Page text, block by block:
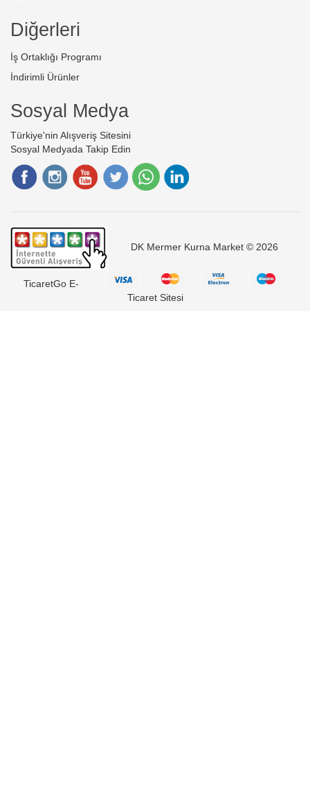
Diğerleri
İş Ortaklığı Programı
İndirimli Ürünler
Sosyal Medya
Türkiye'nin Alışveriş Sitesini
Sosyal Medyada Takip Edin
DK Mermer Kurna Market © 2026
TicaretGo E-
Ticaret Sitesi